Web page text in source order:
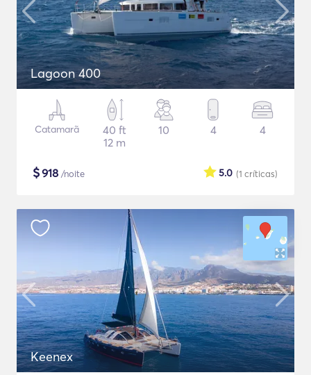
Lagoon 400
Catamarã
40 ft
12 m
10 4 4
$918 /noite (1 críticas)
5.0
Keenex